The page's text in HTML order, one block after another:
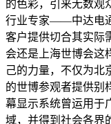
的色彩，引来无数观
行业专家——中达电
客户提供切合其实际
会还是上海世博会这
己的力量，不仅为北
的世博参观者提供别
幕显示系统曾运用于
域，并得到社会各界